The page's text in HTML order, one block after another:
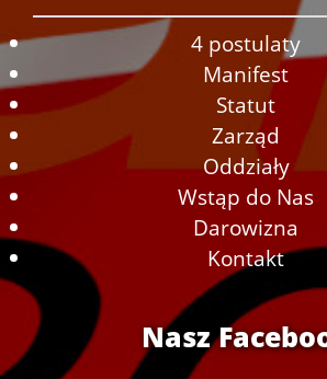
4 postulaty
Manifest
Statut
Zarząd
Oddziały
Wstąp do Nas
Darowizna
Kontakt
Nasz